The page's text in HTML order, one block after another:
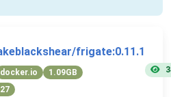
frigate:0.11.1
docker.io
1.09GB